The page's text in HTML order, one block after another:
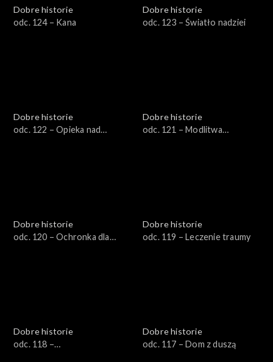
Dobre historie
odc. 124 – Kana
Dobre historie
odc. 123 – Światło nadziei
Dobre historie
odc. 122 – Opieka nad
Dobre historie
odc. 121 – Modlitwa
Dobre historie
odc. 120 – Ochronka dla
Dobre historie
odc. 119 – Leczenie traumy
Dobre historie
odc. 118 –
Dobre historie
odc. 117 – Dom z duszą